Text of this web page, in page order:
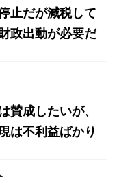
止だが減税して
政出動が必要だ
賛成したいが、
は不利益ばかり